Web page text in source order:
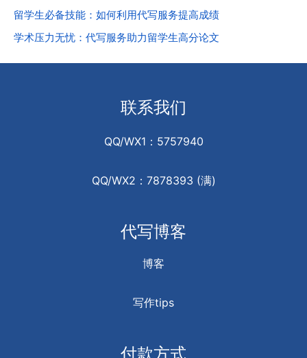
留学生必备技能：如何利用代写服务提高成绩
学术压力无忧：代写服务助力留学生高分论文
联系我们
QQ/WX1：5757940
QQ/WX2：7878393 (满)
代写博客
博客
写作tips
付款方式